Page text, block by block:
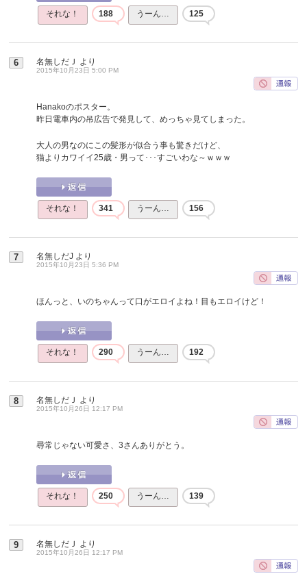
それな！ 188 うーん… 125
6 名無しだＪ より
2015年10月23日 5:00 PM
Hanakoのポスター。
昨日電車内の吊広告で発見して、めっちゃ見てしまった。
大人の男なのにこの髪形が似合う事も驚きだけど、
猫よりカワイイ25歳・男って･･･すごいわな～ｗｗｗ
それな！ 341 うーん… 156
7 名無しだJ より
2015年10月23日 5:36 PM
ほんっと、いのちゃんって口がエロイよね！目もエロイけど！
それな！ 290 うーん… 192
8 名無しだＪ より
2015年10月26日 12:17 PM
尋常じゃない可愛さ、3さんありがとう。
それな！ 250 うーん… 139
9 名無しだＪ より
2015年10月26日 12:17 PM